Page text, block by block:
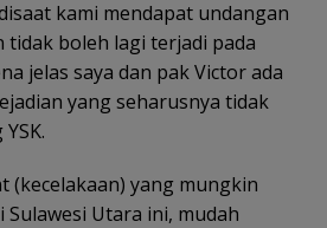
kami mendapat undangan
tidak boleh lagi terjadi pada
jelas saya dan pak Victor ada
yang seharusnya tidak
(kecelakaan) yang mungkin
Sulawesi Utara ini, mudah